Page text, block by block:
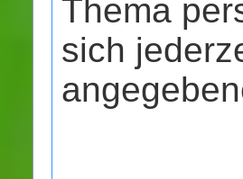
Thema
sich